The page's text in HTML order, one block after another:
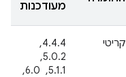
מעודכנות
קריטי
4.4.4, ‏
5.0.2, ‏
5.1.1, ‏ 6.0, ‏